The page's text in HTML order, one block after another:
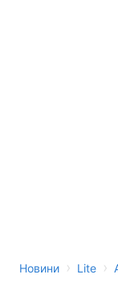
Новини › Lite ›